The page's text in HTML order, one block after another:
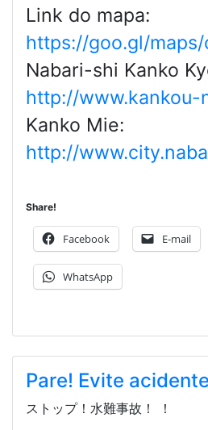
Link do mapa:
https://goo.gl/
Nabari-shi Kanko
http://www.kankou-
Kanko Mie:
http://
Share!
Facebook E-mail
WhatsApp
Pare! Evite
ストップ！水難事故！ ！